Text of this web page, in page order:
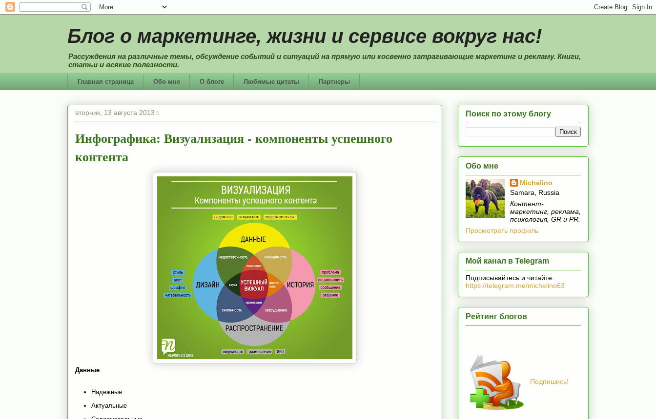
Блог о маркетинге, жизни и сервисе вокруг нас!
Рассуждения на различные темы, обсуждение событий и ситуаций на прямую или косвенно затрагивающие маркетинг и рекламу. Книги,
статьи и всякие полезности.
Главная страница Обо мне О блоге Любимые цитаты Партнеры
вторник, 13 августа 2013 г.
Инфографика: Визуализация - компоненты успешного
контента
Данные:
Надежные
Актуальные
Поиск по этому блогу
Обо мне
Michelino
Samara, Russia
Контент-
маркетинг, реклама,
психология, GR и PR.
Просмотреть профиль
Мой канал в Telegram
Подписывайтесь и читайте:
https://telegram.me/michelino63
Рейтинг блогов
Подпишись!